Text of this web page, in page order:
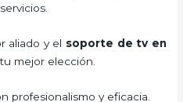
aliado y el soporte de tv en
mejor elección.
profesionalismo y eficacia.